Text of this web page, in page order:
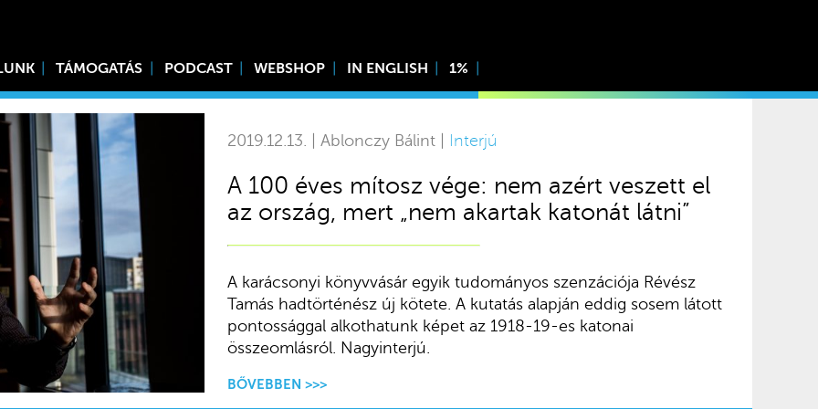
TÁMOGATÁS PODCAST WEBSHOP IN ENGLISH 1%
2019.12.13. | Ablonczy Bálint | Interjú
A 100 éves mítosz vége: nem azért veszett el
az ország, mert „nem akartak katonát látni”
A karácsonyi könyvvásár egyik tudományos szenzációja Révész
Tamás hadtörténész új kötete. A kutatás alapján eddig sosem látott
pontossággal alkothatunk képet az 1918-19-es katonai
összeomlásról. Nagyinterjú.
BŐVEBBEN >>>